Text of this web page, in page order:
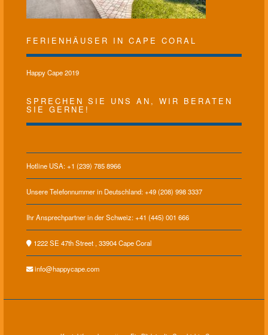
FERIENHÄUSER IN CAPE CORAL
Happy Cape 2019
SPRECHEN SIE UNS AN, WIR BERATEN
SIE GERNE!
Hotline USA: +1 (239) 785 8966
Unsere Telefonnummer in Deutschland: +49 (208) 998 3337
Ihr Ansprechpartner in der Schweiz: +41 (445) 001 666
1222 SE 47th Street , 33904 Cape Coral
info@happycape.com